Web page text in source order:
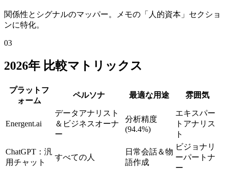
関係性とシグナルのマッパー。メモの「人的資本」セクショ
ンに特化。
03
2026年 比較マトリックス
プラットフ
ォーム
ペルソナ 最適な用途 雰囲気
Energent.ai
データアナリスト
＆ビジネスオーナ
ー
分析精度
(94.4%)
エキスパー
トアナリス
ト
ChatGPT：汎
用チャット
すべての人
日常会話＆物
語作成
ビジョナリ
ーパートナ
ー